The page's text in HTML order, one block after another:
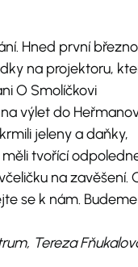
Hned první
na projektoru,
O Smolíčkovi
výlet do
jeleny a daňky,
měli tvořící
na zavěšení.
se k nám.
Tereza